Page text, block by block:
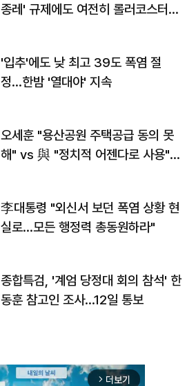
종레' 규제에도 여전히 롤러코스터
'입추'에도 낮 최고 39도 폭염 절
정…한밤 '열대야' 지속
오세훈 "용산공원 주택공급 동의 못
해" vs 與 "정치적 어젠다로 사용"
李대통령 "외신서 보던 폭염 상황 현
실로…모든 행정력 총동원하라"
종합특검, '계엄 당정대 회의 참석' 한
동훈 참고인 조사...12일 통보
arrow_forward_ios 더보기